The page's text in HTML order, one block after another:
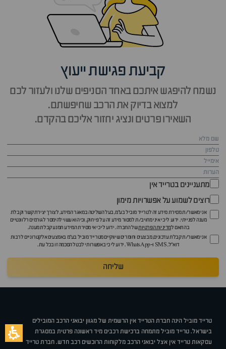
קביעת פגישת ייעוץ
נשמח להיפגש איתכם באחד הסניפים שלנו ולעזור לכם
למצוא בדיוק את הרכב שחיפשתם.
השאירו פרטים ונציג יחזור אליכם בהקדם.
מתעניינים בטרייד אין
רוצים לשמוע על אפשרויות מימון
אני מאשר/ת מסירת מידע זה לטרייד מוביל בע"מ, בעל השליטה במאגר המידע, לצורך יצירת קשר וקבלת
מענה לפנייתי. ידוע לי כי איני מחויב/ת למסור מידע זה על פי חוק, וכי הוא עשוי להימסר לגורמים רלוונטיים
בהתאם למדיניות הפרטיותשל החברה. ידוע לי כי אי מסירת המידע תמנע קבלת מענה.
אני מאשר/ת קבלת עדכונים, מבצעים וחומרים שיווקיים מטרייד מוביל בע"מ באמצעים אלקטרוניים לרבות
דוא״ל, SMS ו-WhatsApp. ידוע לי כי באפשרותי לבטל הסכמה זו בכל עת.
שליחה
טרייד מוביל הינה חברת הטרייד אין הרשמית של מגוון יבואני הרכב המובילים
בישראל. טרייד מוביל מתמחה ברכישת רכבים מיד ראשונה פרטית במסגרת
עסקאות טרייד אין אצל יבואני הרכב מלקוחות הרוכשים רכב חדש. חברת טרייד